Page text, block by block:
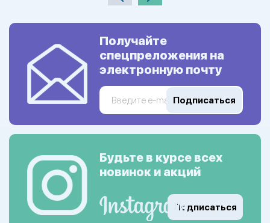
Получайте
спецпреложения на
электронную почту
Подписаться
Будьте в курсе всех
новинок и акций
Подписаться